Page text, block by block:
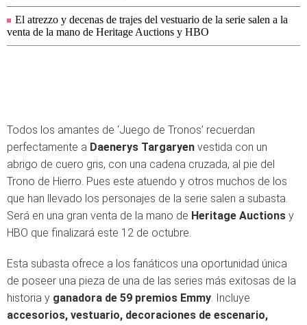
El atrezzo y decenas de trajes del vestuario de la serie salen a la
venta de la mano de Heritage Auctions y HBO
Todos los amantes de ‘Juego de Tronos’ recuerdan
perfectamente a Daenerys Targaryen vestida con un
abrigo de cuero gris, con una cadena cruzada, al pie del
Trono de Hierro. Pues este atuendo y otros muchos de los
que han llevado los personajes de la serie salen a subasta.
Será en una gran venta de la mano de Heritage Auctions y
HBO que finalizará este 12 de octubre.
Esta subasta ofrece a los fanáticos una oportunidad única
de poseer una pieza de una de las series más exitosas de la
historia y ganadora de 59 premios Emmy. Incluye
accesorios, vestuario, decoraciones de escenario,